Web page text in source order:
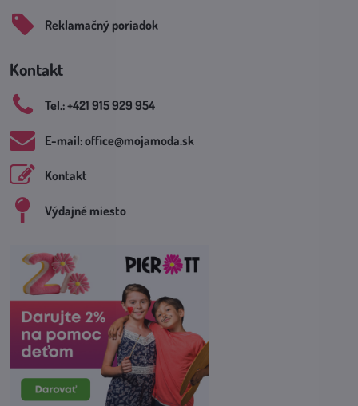
Reklamačný poriadok
Kontakt
Tel​.: +421 915 929 954
E-mail: office​@mojamoda​.sk
Kontakt
Výdajné miesto